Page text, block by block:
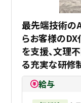
最先端技術の
らお客様のDX
を支援、文理
る充実な研修
給与